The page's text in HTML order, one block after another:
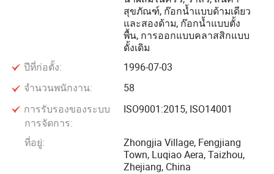
Obi LIDL ALLLDL BAUMAX เป็นต้น
ISO14001: 2004 Environmental system,
OHSAS18001: 2007 Occupational health and Safety
สุขภัณฑ์, ก๊อกน้ำแบบด้ามเดียว
และสองด้าม, ก๊อกน้ำแบบตั้ง
พื้น, การออกแบบคลาสสิกแบบ
ดั้งเดิม
ปีที่ก่อตั้ง:
1996-07-03
จำนวนพนักงาน:
58
การรับรองของระบบ
การจัดการ:
ISO9001:2015, ISO14001
ที่อยู่:
Zhongjia Village, Fengjiang
Town, Luqiao Aera, Taizhou,
Zhejiang, China